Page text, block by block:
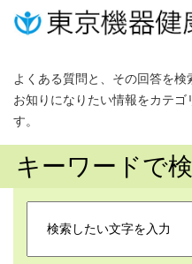
よくある質問と、その回答を検
お知りになりたい情報をカテ
す。
キーワードで